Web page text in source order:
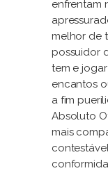
enfrentam
melhor de
possuidor
tem e
encantos
a fim
Absoluto
mais